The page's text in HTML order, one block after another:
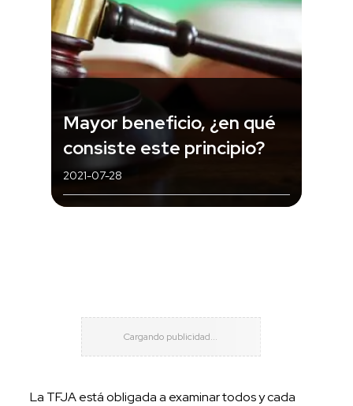
Mayor beneficio, ¿en qué
consiste este principio?
2021-07-28
La TFJA está obligada a examinar todos y cada